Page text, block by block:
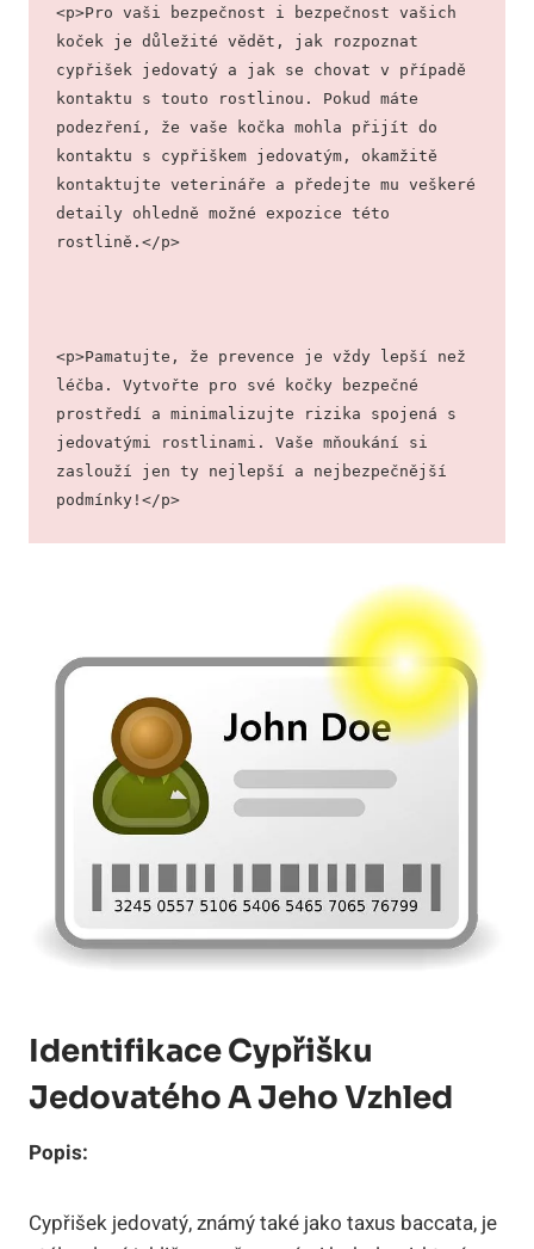
<p>Pro vaši bezpečnost i bezpečnost vašich
koček je důležité vědět, jak rozpoznat
cypřišek jedovatý a jak se chovat v případě
kontaktu s touto rostlinou. Pokud máte
podezření, že vaše kočka mohla přijít do
kontaktu s cypřiškem jedovatým, okamžitě
kontaktujte veterináře a předejte mu veškeré
detaily ohledně možné expozice této
rostlině.</p>
<p>Pamatujte, že prevence je vždy lepší než
léčba. Vytvořte pro své kočky bezpečné
prostředí a minimalizujte rizika spojená s
jedovatými rostlinami. Vaše mňoukání si
zaslouží jen ty nejlepší a nejbezpečnější
podmínky!</p>
Identifikace Cypřišku
Jedovatého A Jeho Vzhled
Popis:
Cypřišek jedovatý, známý také jako taxus baccata, je